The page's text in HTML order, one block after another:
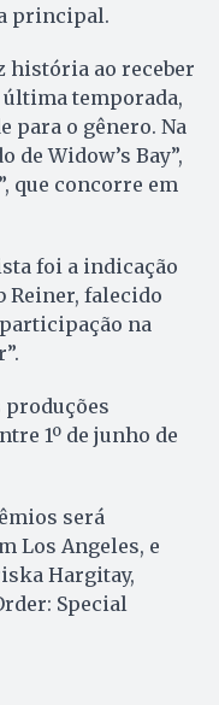
principal.
história ao receber
temporada,
para o gênero. Na
de Widow’s Bay”,
que concorre em
foi a indicação
Reiner, falecido
na
produções
1º de junho de
será
Los Angeles, e
Hargitay,
Special